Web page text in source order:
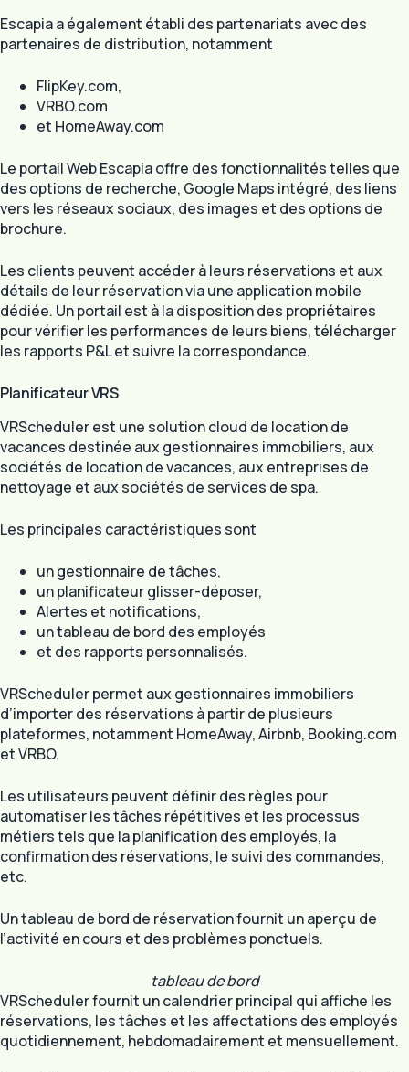
Escapia a également établi des partenariats avec des
partenaires de distribution, notamment
FlipKey.com,
VRBO.com
et HomeAway.com
Le portail Web Escapia offre des fonctionnalités telles que
des options de recherche, Google Maps intégré, des liens
vers les réseaux sociaux, des images et des options de
brochure.
Les clients peuvent accéder à leurs réservations et aux
détails de leur réservation via une application mobile
dédiée. Un portail est à la disposition des propriétaires
pour vérifier les performances de leurs biens, télécharger
les rapports P&L et suivre la correspondance.
Planificateur VRS
VRScheduler est une solution cloud de location de
vacances destinée aux gestionnaires immobiliers, aux
sociétés de location de vacances, aux entreprises de
nettoyage et aux sociétés de services de spa.
Les principales caractéristiques sont
un gestionnaire de tâches,
un planificateur glisser-déposer,
Alertes et notifications,
un tableau de bord des employés
et des rapports personnalisés.
VRScheduler permet aux gestionnaires immobiliers
d’importer des réservations à partir de plusieurs
plateformes, notamment HomeAway, Airbnb, Booking.com
et VRBO.
Les utilisateurs peuvent définir des règles pour
automatiser les tâches répétitives et les processus
métiers tels que la planification des employés, la
confirmation des réservations, le suivi des commandes,
etc.
Un tableau de bord de réservation fournit un aperçu de
l’activité en cours et des problèmes ponctuels.
tableau de bord
VRScheduler fournit un calendrier principal qui affiche les
réservations, les tâches et les affectations des employés
quotidiennement, hebdomadairement et mensuellement.